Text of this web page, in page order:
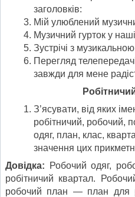
заголовків:
Мій улюблений
Музичний гурток у
Зустрічі з
Перегляд
завжди для мене
З’ясувати, від яких
робітничий, робочий,
одяг, план, клас,
значення цих
Довідка: Робочий одяг,
робітничий квартал.
робочий план — план для